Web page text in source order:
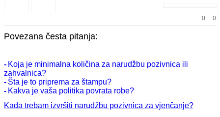
0
0
Povezana česta pitanja:
Koja je minimalna količina za narudžbu pozivnica ili
zahvalnica?
Šta je to priprema za štampu?
Kakva je vaša politika povrata robe?
Kada trebam izvršiti narudžbu pozivnica za vjenčanje?